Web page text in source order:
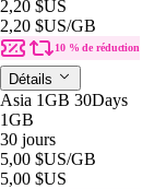
2,20 $US
2,20 $US/GB
10 % de réduction
Détails
Asia 1GB 30Days
1GB
30 jours
5,00 $US/GB
5,00 $US